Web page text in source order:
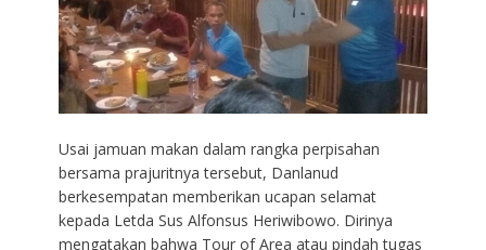
Usai jamuan makan dalam rangka perpisahan
bersama prajuritnya tersebut, Danlanud
berkesempatan memberikan ucapan selamat
kepada Letda Sus Alfonsus Heriwibowo. Dirinya
mengatakan bahwa Tour of Area atau pindah tugas